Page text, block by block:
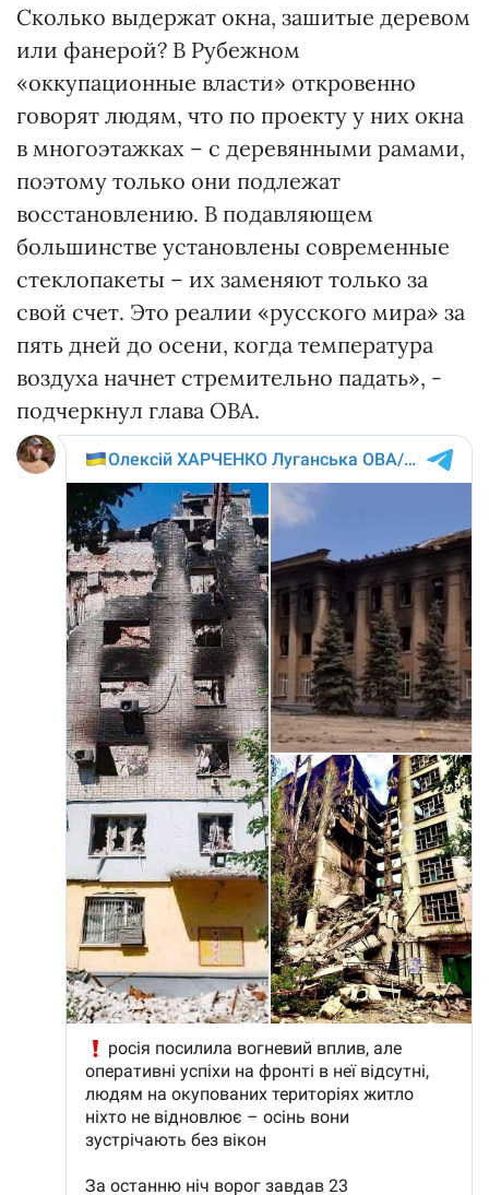
Сколько выдержат окна, зашитые деревом
или фанерой? В Рубежном
«оккупационные власти» откровенно
говорят людям, что по проекту у них окна
в многоэтажках – с деревянными рамами,
поэтому только они подлежат
восстановлению. В подавляющем
большинстве установлены современные
стеклопакеты – их заменяют только за
свой счет. Это реалии «русского мира» за
пять дней до осени, когда температура
воздуха начнет стремительно падать», -
подчеркнул глава ОВА.